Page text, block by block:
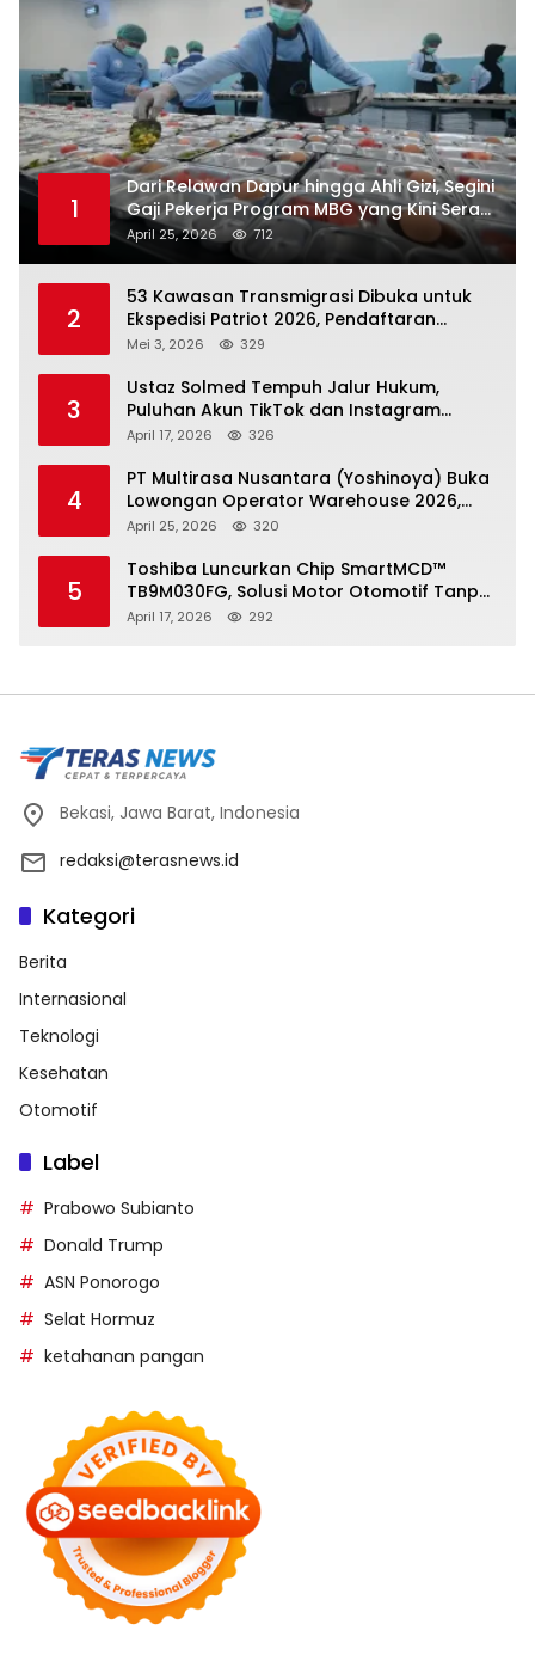
1
Dari Relawan Dapur hingga Ahli Gizi, Segini
Gaji Pekerja Program MBG yang Kini Serap
Hampir Sejuta Tenaga Kerja
April 25, 2026 712
2
53 Kawasan Transmigrasi Dibuka untuk
Ekspedisi Patriot 2026, Pendaftaran
Ditutup 21 Mei
Mei 3, 2026 329
3
Ustaz Solmed Tempuh Jalur Hukum,
Puluhan Akun TikTok dan Instagram
Dilaporkan atas Tuduhan Fitnah
April 17, 2026 326
4
PT Multirasa Nusantara (Yoshinoya) Buka
Lowongan Operator Warehouse 2026,
Penempatan CK Bekasi
April 25, 2026 320
5
Toshiba Luncurkan Chip SmartMCD™
TB9M030FG, Solusi Motor Otomotif Tanpa
Sensor di Kecepatan Nol
April 17, 2026 292
Bekasi, Jawa Barat, Indonesia
redaksi@terasnews.id
Kategori
Berita
Internasional
Teknologi
Kesehatan
Otomotif
Label
Prabowo Subianto
Donald Trump
ASN Ponorogo
Selat Hormuz
ketahanan pangan